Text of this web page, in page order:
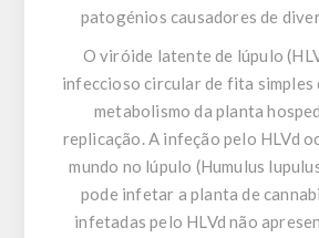
patogénios causadores de
O viróide latente de lúpulo
infeccioso circular de fita simples
metabolismo da planta
replicação. A infeção pelo HLVd
mundo no lúpulo (Humulus
pode infetar a planta de
infetadas pelo HLVd não